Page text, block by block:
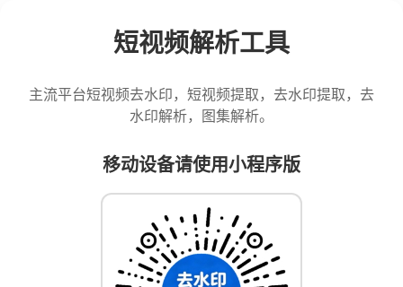
短视频解析工具
主流平台短视频去水印，短视频提取，去水印提取，去
水印解析，图集解析。
移动设备请使用小程序版